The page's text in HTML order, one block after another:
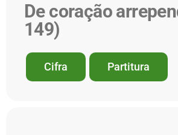
De coração
149)
Cifra Partitura